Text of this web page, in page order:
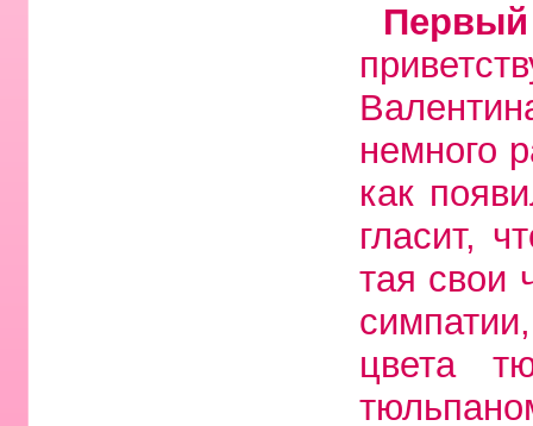
немного
как
гласит,
тая свои
цвета